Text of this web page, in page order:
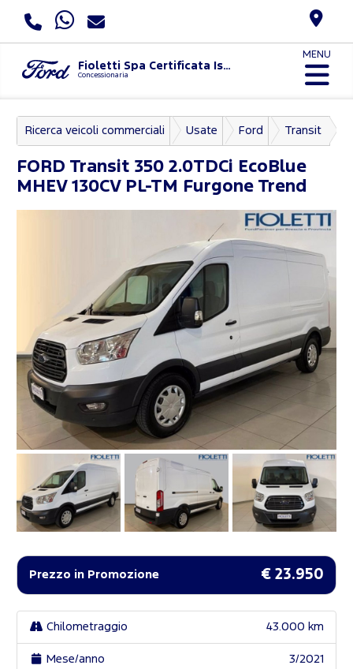
Fioletti Spa Certificata Iso 9001:2015 E Uni Pdr 125:2022
Concessionaria
MENU
Ricerca veicoli commerciali Usate Ford Transit
FORD Transit 350 2.0TDCi EcoBlue
MHEV 130CV PL-TM Furgone Trend
Prezzo in Promozione € 23.950
Chilometraggio 43.000 km
Mese/anno 3/2021